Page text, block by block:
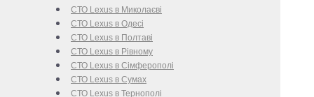
СТО Lexus в Миколаєві
СТО Lexus в Одесі
СТО Lexus в Полтаві
СТО Lexus в Рівному
СТО Lexus в Сімферополі
СТО Lexus в Сумах
СТО Lexus в Тернополі